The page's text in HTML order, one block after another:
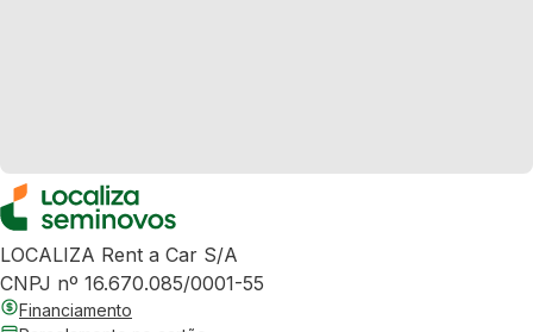
LOCALIZA Rent a Car S/A
CNPJ nº 16.670.085/0001-55
Financiamento